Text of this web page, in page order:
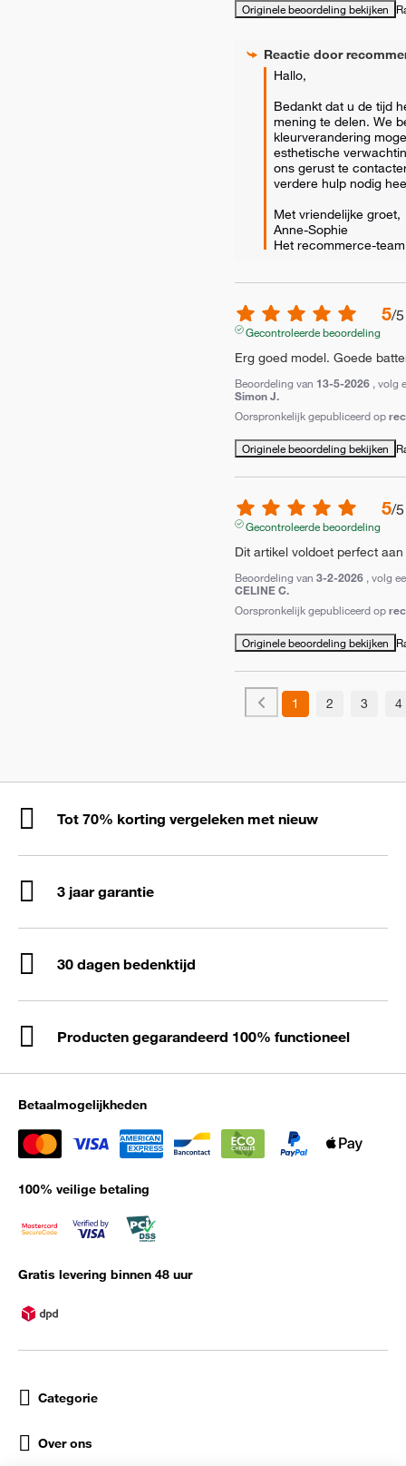
Originele beoordeling bekijken
Reactie door
Hallo,
Bedankt dat u de tijd
mening te delen. We
kleurverandering
esthetische
ons gerust te
verdere hulp nodig
Met vriendelijke groet,
Anne-Sophie
Het recommerce-team
5/5
Gecontroleerde beoordeling
Erg goed model. Goede
Beoordeling van 13-5-2026 , volg
Simon J.
Oorspronkelijk gepubliceerd op
Originele beoordeling bekijken
5/5
Gecontroleerde beoordeling
Dit artikel voldoet perfect
Beoordeling van 3-2-2026 , volg
CELINE C.
Oorspronkelijk gepubliceerd op
Originele beoordeling bekijken
1 2 3 4
Tot 70% korting vergeleken met nieuw
3 jaar garantie
30 dagen bedenktijd
Producten gegarandeerd 100% functioneel
Betaalmogelijkheden
100% veilige betaling
Gratis levering binnen 48 uur
Categorie
Over ons